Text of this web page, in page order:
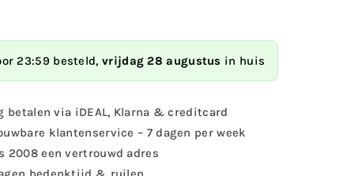
23:59 besteld, vrijdag 28 augustus in huis
betalen via iDEAL, Klarna & creditcard
klantenservice – 7 dagen per week
2008 een vertrouwd adres